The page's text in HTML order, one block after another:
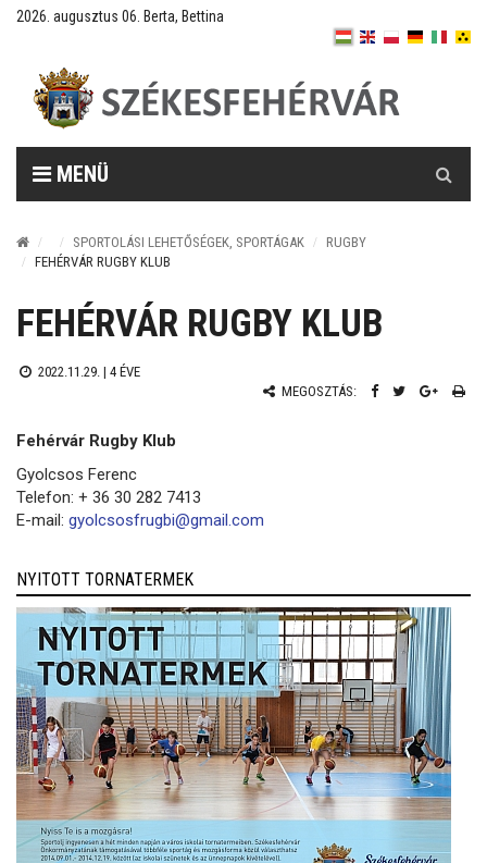
2026. augusztus 06. Berta, Bettina
MENÜ
SPORTOLÁSI LEHETŐSÉGEK, SPORTÁGAK
RUGBY
FEHÉRVÁR RUGBY KLUB
FEHÉRVÁR RUGBY KLUB
2022.11.29. | 4 ÉVE
MEGOSZTÁS:
Fehérvár Rugby Klub
Gyolcsos Ferenc
Telefon: + 36 30 282 7413
E-mail: gyolcsosfrugbi@gmail.com
NYITOTT TORNATERMEK